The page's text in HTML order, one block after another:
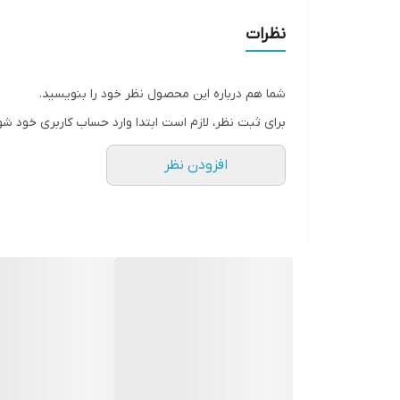
• عملکرد در قبل و حین رنگ مو
• استفاده بعنوان مراقبتی روزانه (بدون آبکشی)
نظرات
شما هم درباره این محصول نظر خود را بنویسید.
برای ثبت نظر، لازم است ابتدا وارد حساب کاربری خود
افزودن نظر